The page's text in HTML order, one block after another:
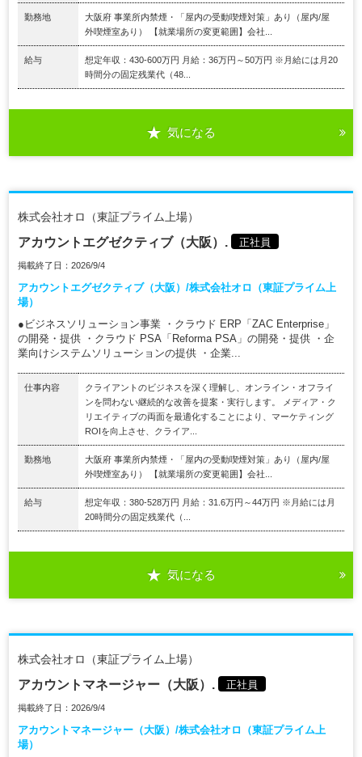
勤務地
大阪府 事業所内禁煙・「屋内の受動喫煙対策」あり（屋内/屋
外喫煙室あり） 【就業場所の変更範囲】会社...
給与
想定年収：430-600万円 月給：36万円～50万円 ※月給には月20
時間分の固定残業代（48...
気になる
株式会社オロ（東証プライム上場）
アカウントエグゼクティブ（大阪）. 正社員
掲載終了日：2026/9/4
アカウントエグゼクティブ（大阪）/株式会社オロ（東証プライム上
場）
●ビジネスソリューション事業 ・クラウド ERP「ZAC Enterprise」
の開発・提供 ・クラウド PSA「Reforma PSA」の開発・提供 ・企
業向けシステムソリューションの提供 ・企業...
仕事内容
クライアントのビジネスを深く理解し、オンライン・オフライ
ンを問わない継続的な改善を提案・実行します。 メディア・ク
リエイティブの両面を最適化することにより、マーケティング
ROIを向上させ、クライア...
勤務地
大阪府 事業所内禁煙・「屋内の受動喫煙対策」あり（屋内/屋
外喫煙室あり） 【就業場所の変更範囲】会社...
給与
想定年収：380-528万円 月給：31.6万円～44万円 ※月給には月
20時間分の固定残業代（...
気になる
株式会社オロ（東証プライム上場）
アカウントマネージャー（大阪）. 正社員
掲載終了日：2026/9/4
アカウントマネージャー（大阪）/株式会社オロ（東証プライム上
場）